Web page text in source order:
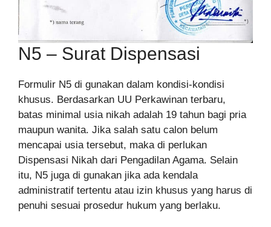
N5 – Surat Dispensasi
Formulir N5 di gunakan dalam kondisi-kondisi
khusus. Berdasarkan UU Perkawinan terbaru,
batas minimal usia nikah adalah 19 tahun bagi pria
maupun wanita. Jika salah satu calon belum
mencapai usia tersebut, maka di perlukan
Dispensasi Nikah dari Pengadilan Agama. Selain
itu, N5 juga di gunakan jika ada kendala
administratif tertentu atau izin khusus yang harus di
penuhi sesuai prosedur hukum yang berlaku.